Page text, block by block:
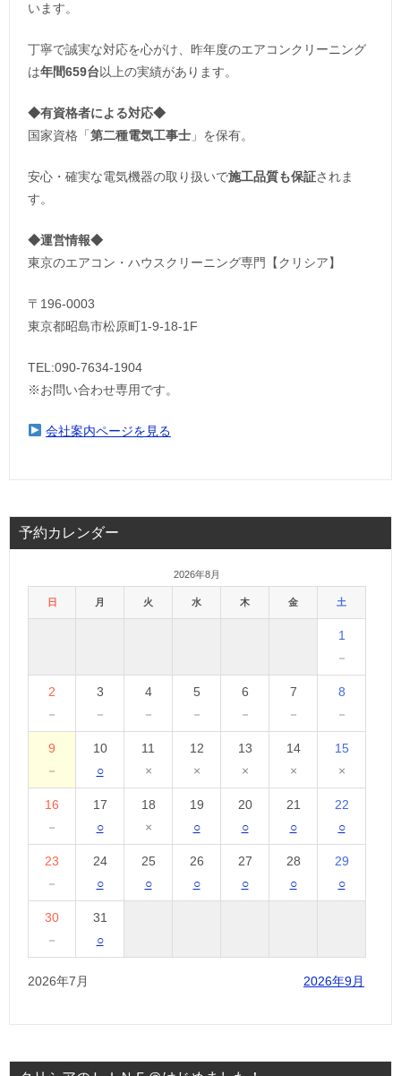
います。
丁寧で誠実な対応を心がけ、昨年度のエアコンクリーニング
は年間659台以上の実績があります。
◆有資格者による対応◆
国家資格「 第二種電気工事士 」を保有。
安心・確実な電気機器の取り扱いで施工品質も保証されま
す。
◆運営情報◆
東京のエアコン・ハウスクリーニング専門【クリシア】
〒196-0003
東京都昭島市松原町1-9‐18‐1F
TEL:090-7634-1904
※お問い合わせ専用です。
会社案内ページを見る
予約カレンダー
2026年8月
日 月 火 水 木 金 土
1
－
2
－
3
－
4
－
5
－
6
－
7
－
8
－
9
－
10
○
11
×
12
×
13
×
14
×
15
×
16
－
17
○
18
×
19
○
20
○
21
○
22
○
23
－
24
○
25
○
26
○
27
○
28
○
29
○
30
－
31
○
2026年7月 2026年9月